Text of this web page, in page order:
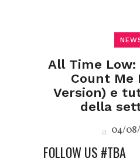
All Time Low:
Count Me
Version) e
della
04/
FOLLOW US #TBA